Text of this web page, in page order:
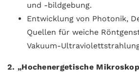
und -bildgebung.
Entwicklung von Photonik,
Quellen für weiche
Vakuum-
2. „Hochenergetische